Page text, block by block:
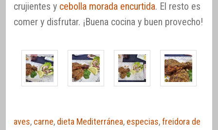
crujientes y cebolla morada encurtida. El resto es
comer y disfrutar. ¡Buena cocina y buen provecho!
aves, carne, dieta Mediterránea, especias,freidora de